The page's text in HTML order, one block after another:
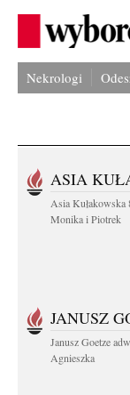
Nekrologi
ASIA
Asia Kułakowska
Monika i Piotrek
JANUSZ
Janusz Goetze
Agnieszka